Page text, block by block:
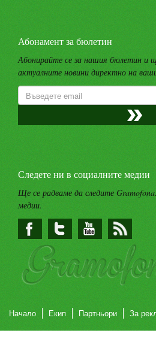
Абонамент за бюлетин
Абонирайте се за нашия бюлетин и
актуалните новини директно на
Следете ни в социалните медии
Ще се радваме да следите
медии.
Начало Екип Партньори За